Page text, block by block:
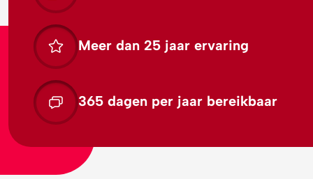
Meer dan 25 jaar ervaring
365 dagen per jaar bereikbaar